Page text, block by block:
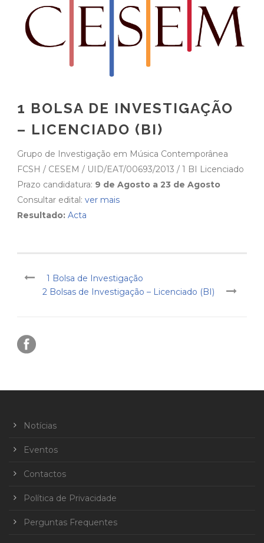
1 BOLSA DE INVESTIGAÇÃO
– LICENCIADO (BI)
Grupo de Investigação em Música Contemporânea
FCSH / CESEM / UID/EAT/00693/2013 / 1 BI Licenciado
Prazo candidatura: 9 de Agosto a 23 de Agosto
Consultar edital: ver mais
Resultado: Acta
1 Bolsa de Investigação
2 Bolsas de Investigação – Licenciado (BI)
Notícias
Eventos
Contactos
Política de Privacidade
Perguntas Frequentes